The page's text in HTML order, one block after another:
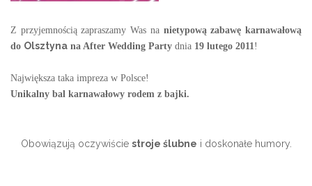
Z przyjemnością zapraszamy Was na nietypową zabawę karnawałową
do Olsztyna na After Wedding Party dnia 19 lutego 2011!
Największa taka impreza w Polsce!
Unikalny bal karnawałowy rodem z bajki.
Obowiązują oczywiście stroje ślubne i doskonałe humory.